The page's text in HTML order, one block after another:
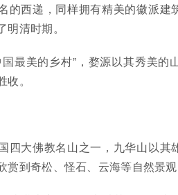
的西递，同样拥有精美的徽派
清时期。
国最美的乡村”，婺源以其秀美
。
四大佛教名山之一，九华山以
到奇松、怪石、云海等自然景观